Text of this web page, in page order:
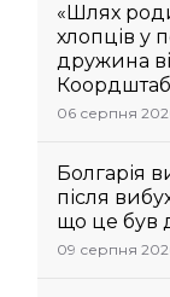
«Шлях
хлопців у
дружина
06 серпня
Болгарія
після
що це був
09 серпня